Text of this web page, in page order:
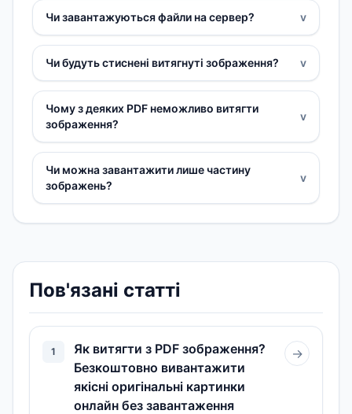
Чи завантажуються файли на сервер? v
Чи будуть стиснені витягнуті зображення? v
Чому з деяких PDF неможливо витягти
зображення?
v
Чи можна завантажити лише частину
зображень?
v
Пов'язані статті
1
Як витягти з PDF зображення?
Безкоштовно вивантажити
якісні оригінальні картинки
онлайн без завантаження
→